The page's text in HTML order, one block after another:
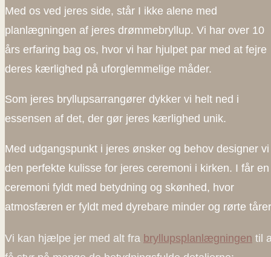
Med os ved jeres side, står I ikke alene med
planlægningen af jeres drømmebryllup. Vi har over 10
års erfaring bag os, hvor vi har hjulpet par med at fejre
deres kærlighed på uforglemmelige måder.
Som jeres bryllupsarrangører dykker vi helt ned i
essensen af det, der gør jeres kærlighed unik.
Med udgangspunkt i jeres ønsker og behov designer vi
den perfekte kulisse for jeres ceremoni i kirken. I får en
ceremoni fyldt med betydning og skønhed, hvor
atmosfæren er fyldt med dyrebare minder og rørte
Vi kan hjælpe jer med alt fra bryllupsplanlægningen til